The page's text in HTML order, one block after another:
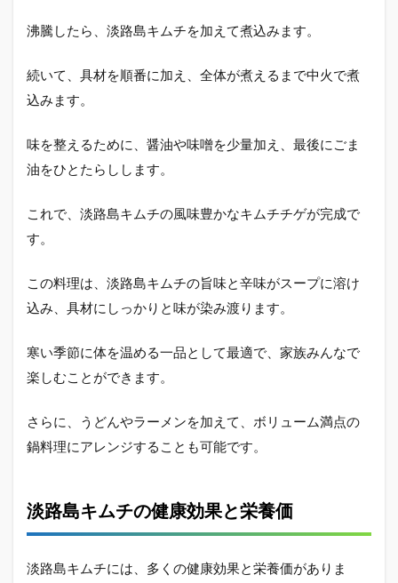
沸騰したら、淡路島キムチを加えて煮込みます。
続いて、具材を順番に加え、全体が煮えるまで中火で煮
込みます。
味を整えるために、醤油や味噌を少量加え、最後にごま
油をひとたらしします。
これで、淡路島キムチの風味豊かなキムチチゲが完成で
す。
この料理は、淡路島キムチの旨味と辛味がスープに溶け
込み、具材にしっかりと味が染み渡ります。
寒い季節に体を温める一品として最適で、家族みんなで
楽しむことができます。
さらに、うどんやラーメンを加えて、ボリューム満点の
鍋料理にアレンジすることも可能です。
淡路島キムチの健康効果と栄養価
淡路島キムチには、多くの健康効果と栄養価がありま